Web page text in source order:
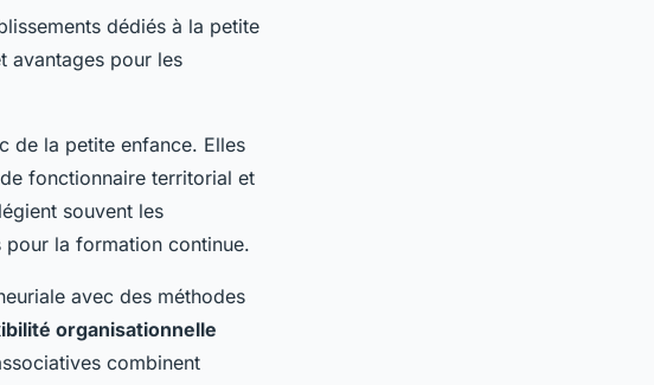
dédiés à la petite
avantages pour les
de la petite enfance. Elles
fonctionnaire territorial et
souvent les
la formation continue.
avec des méthodes
organisationnelle
combinent